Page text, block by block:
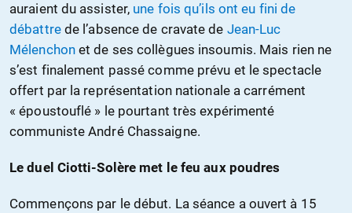
auraient du assister, une fois qu’ils ont eu fini de
débattrede l’absence de cravate de Jean-Luc
Mélenchonet de ses collègues insoumis. Mais rien ne
s’est finalement passé comme prévu et le spectacle
offert par la représentation nationale a carrément
« époustouflé » le pourtant très expérimenté
communiste André Chassaigne.
Le duel Ciotti-Solère met le feu aux poudres
Commençons par le début. La séance a ouvert à 15